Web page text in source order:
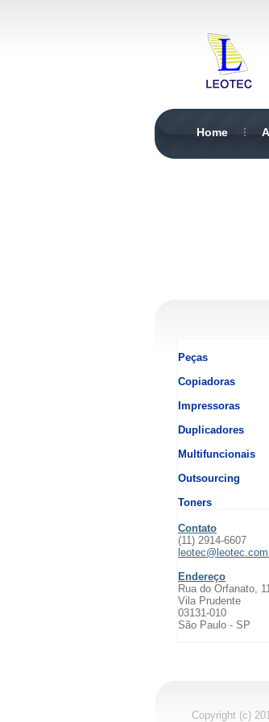
Home
Peças
Copiadoras
Impressoras
Duplicadores
Multifuncionais
Outsourcing
Toners
Contato
(11) 2914-6607
Endereço
Rua do Orfanato,
Vila Prudente
03131-010
São Paulo - SP
Copyright (c)